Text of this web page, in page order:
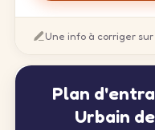
Une info à corriger
Plan
Urbain